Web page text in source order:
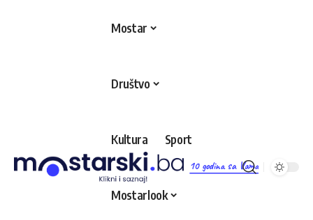
10 godina sa Vama
Mostar
Društvo
Kultura Sport
Mostarlook